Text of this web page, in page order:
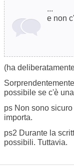
...
e non
(ha
possibile se c'è
ps Non sono
importa.
ps2 Durante la
possibili. Tuttavia.